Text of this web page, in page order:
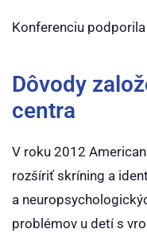
Konferenciu podporila
Dôvody
centra
V roku 2012
rozšíriť skríning a
a
problémov u detí s